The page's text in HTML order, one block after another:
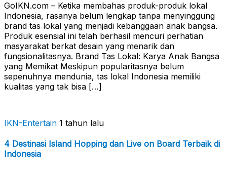
GoIKN.com – Ketika membahas produk-produk lokal
Indonesia, rasanya belum lengkap tanpa menyinggung
brand tas lokal yang menjadi kebanggaan anak bangsa.
Produk esensial ini telah berhasil mencuri perhatian
masyarakat berkat desain yang menarik dan
fungsionalitasnya. Brand Tas Lokal: Karya Anak Bangsa
yang Memikat Meskipun popularitasnya belum
sepenuhnya mendunia, tas lokal Indonesia memiliki
kualitas yang tak bisa […]
IKN-Entertain 1 tahun lalu
4 Destinasi Island Hopping dan Live on Board Terbaik di
Indonesia